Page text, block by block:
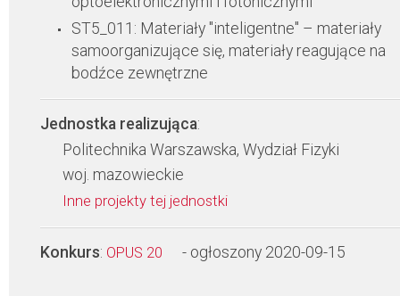
ST5_011: Materiały "inteligentne" – materiały
samoorganizujące się, materiały reagujące na
bodźce zewnętrzne
Jednostka realizująca:
Politechnika Warszawska, Wydział Fizyki
woj. mazowieckie
Inne projekty tej jednostki
Konkurs: OPUS 20 - ogłoszony 2020-09-15